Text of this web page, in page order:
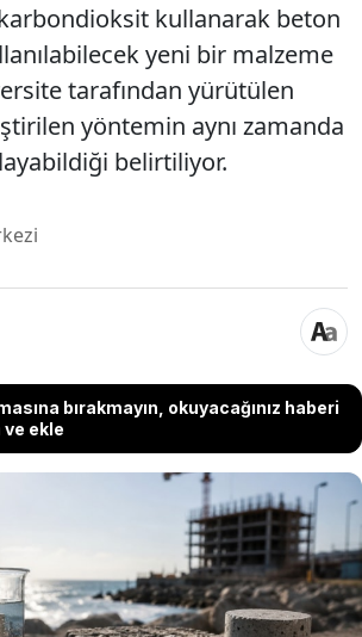
kullanarak beton
yeni bir malzeme
tarafından yürütülen
yöntemin aynı zamanda
belirtiliyor.
bırakmayın, okuyacağınız haberi
ve ekle
Northwestern Üniversitesi'nde görev
elektrik verilen deniz suyu
kullanarak beton üretiminde
yeni bir malzeme geliştirdi.